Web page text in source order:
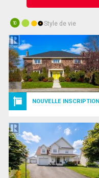
10 Style de vie
NOUVELLE INSCRIPTION